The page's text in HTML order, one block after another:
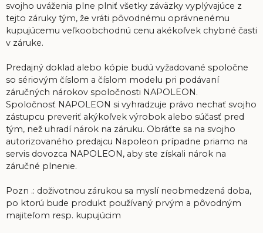
svojho uváženia plne plniť všetky záväzky vyplývajúce z
tejto záruky tým, že vráti pôvodnému oprávnenému
kupujúcemu veľkoobchodnú cenu akékoľvek chybné časti
v záruke.
Predajný doklad alebo kópie budú vyžadované spoločne
so sériovým číslom a číslom modelu pri podávaní
záručných nárokov spoločnosti NAPOLEON.
Spoločnosť NAPOLEON si vyhradzuje právo nechať svojho
zástupcu preveriť akýkoľvek výrobok alebo súčasť pred
tým, než uhradí nárok na záruku. Obráťte sa na svojho
autorizovaného predajcu Napoleon prípadne priamo na
servis dovozca NAPOLEON, aby ste získali nárok na
záručné plnenie.
Pozn .: doživotnou zárukou sa myslí neobmedzená doba,
po ktorú bude produkt používaný prvým a pôvodným
majiteľom resp. kupujúcim